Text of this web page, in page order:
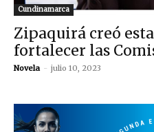
Cundinamarca
Zipaquirá creó
fortalecer las
Novela - julio 10, 2023